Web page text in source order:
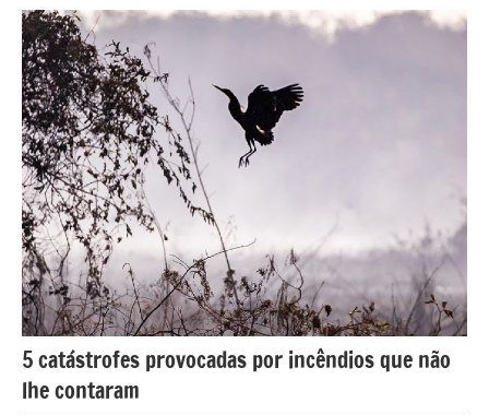
5 catástrofes provocadas por incêndios que não
lhe contaram